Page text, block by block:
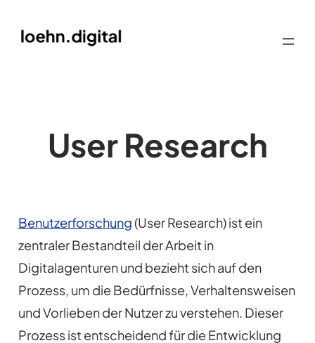
User Research
Benutzerforschung (User Research) ist ein
zentraler Bestandteil der Arbeit in
Digitalagenturen und bezieht sich auf den
Prozess, um die Bedürfnisse, Verhaltensweisen
und Vorlieben der Nutzer zu verstehen. Dieser
Prozess ist entscheidend für die Entwicklung